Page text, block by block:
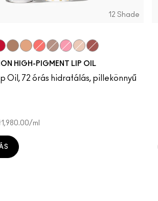
12 Shade
HIGH-PIGMENT LIP OIL
Oil, 72 órás hidratálás, pillekönnyű
/ml